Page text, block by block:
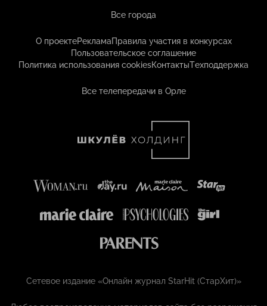
Все города
О проектеРекламаПравила участия в конкурсах
Пользовательское соглашение
Политика использования cookiesКонтактыТехподдержка
Все телепередачи в Орле
Сетевое издание «Онлайн журнал StarHit (СтарХит)»